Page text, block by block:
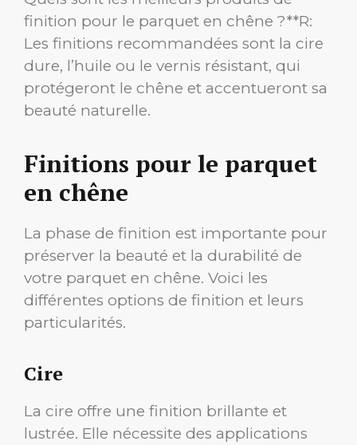
finition pour le parquet en chêne ?**R:
Les finitions recommandées sont la cire
dure, l’huile ou le vernis résistant, qui
protégeront le chêne et accentueront sa
beauté naturelle.
Finitions pour le parquet
en chêne
La phase de finition est importante pour
préserver la beauté et la durabilité de
votre parquet en chêne. Voici les
différentes options de finition et leurs
particularités.
Cire
La cire offre une finition brillante et
lustrée. Elle nécessite des applications